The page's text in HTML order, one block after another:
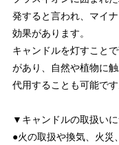
発すると言われ、マイ
効果があります。
キャンドルを灯すこと
があり、自然や植物に
代用することも可能です
▼キャンドルの取扱い
●火の取扱や換気、火災